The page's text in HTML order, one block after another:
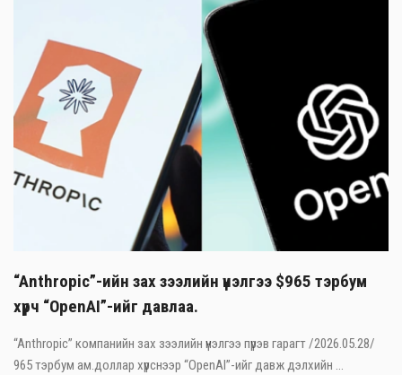
“Anthropic”-ийн зах зээлийн үнэлгээ $965 тэрбум
хүрч “OpenAI”-ийг давлаа.
“Anthropic” компанийн зах зээлийн үнэлгээ пүрэв гарагт /2026.05.28/
965 тэрбум ам.доллар хүрснээр “OpenAI”-ийг давж дэлхийн ...